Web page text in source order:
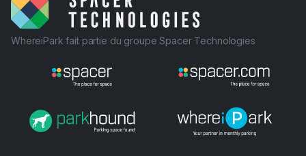
WhereiPark fait partie du groupe Spacer Technologies